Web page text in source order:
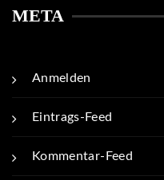
META
Anmelden
Eintrags-Feed
Kommentar-Feed